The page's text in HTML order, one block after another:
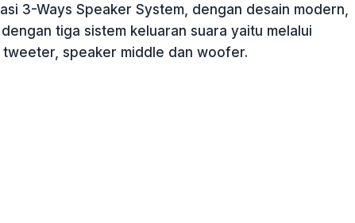
3-Ways Speaker System, dengan desain modern,
tiga sistem keluaran suara yaitu melalui
speaker middle dan woofer.